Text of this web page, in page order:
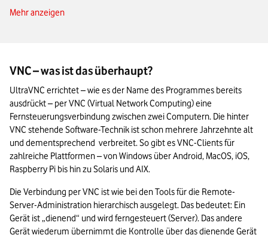
UltraVNC silent einrichten für die Remote-Server-
Mehr anzeigen
VNC – was ist das überhaupt?
UltraVNC errichtet – wie es der Name des Programmes bereits
ausdrückt – per VNC (Virtual Network Computing) eine
Fernsteuerungsverbindung zwischen zwei Computern. Die hinter
VNC stehende Software-Technik ist schon mehrere Jahrzehnte alt
und dementsprechend  verbreitet. So gibt es VNC-Clients für
zahlreiche Plattformen – von Windows über Android, MacOS, iOS,
Raspberry Pi bis hin zu Solaris und AIX.
Die Verbindung per VNC ist wie bei den Tools für die Remote-
Server-Administration hierarchisch ausgelegt. Das bedeutet: Ein
Gerät ist „dienend“ und wird ferngesteuert (Server). Das andere
Gerät wiederum übernimmt die Kontrolle über das dienende Gerät